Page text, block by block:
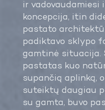
ir
koncepcija, itin
pastato
padiktavo sklypo
gamtinė situacija.
pastatas kuo
supančią aplinką,
suteiktų daugiau
su gamta, buvo